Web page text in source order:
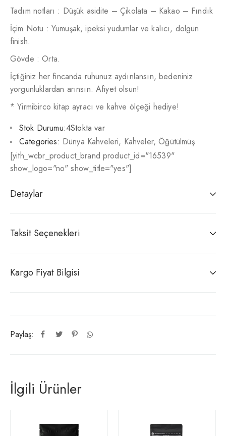
Tadım notları : Düşük asidite – Çikolata – Kakao – Fındık
İçim Notu : Yumuşak, ipeksi yudumlar ve kalıcı, dolgun
finish.
Gövde : Orta.
İçtiğiniz her fincanda ruhunuz aydınlansın, bedeniniz
yorgunluklardan arınsın. Afiyet olsun!
* Yirmibirco kitap ayracı ve kahve ölçeği hediye!
Stok Durumu:4Stokta var
Paylaş:
Categories: Dünya Kahveleri, Kahveler,Öğütülmüş
[yith_wcbr_product_brand product_id="16539"
show_logo="no" show_title="yes"]
Detaylar
Taksit Seçenekleri
Kargo Fiyat Bilgisi
İlgili Ürünler